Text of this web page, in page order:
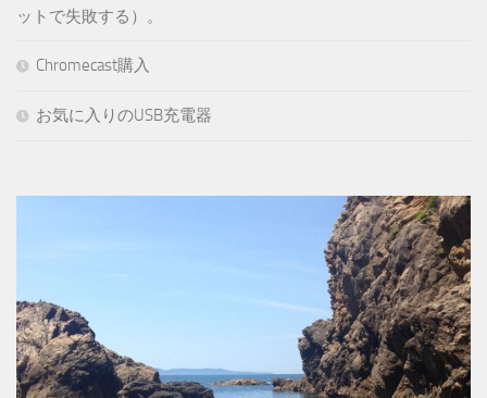
ットで失敗する）。
Chromecast購入
お気に入りのUSB充電器